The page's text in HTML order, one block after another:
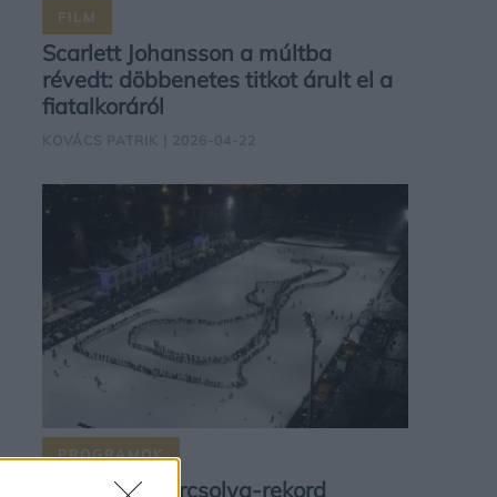
FILM
Scarlett Johansson a múltba
révedt: döbbenetes titkot árult el a
fiatalkoráról
PROGRAMOK
Új magyar korcsolya-rekord